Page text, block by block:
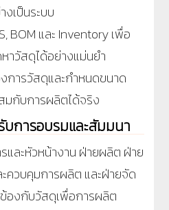
เป็นระบบ
BOM และ Inventory เพื่อ
าวัสดุได้อย่างแม่นยำ
การวัสดุและกำหนดขนาด
มกับการผลิตได้จริง
การอบรมและสัมมนา
และหัวหน้างาน ฝ่ายผลิต ฝ่าย
ควบคุมการผลิต และฝ่ายจัด
องกับวัสดุเพื่อการผลิต